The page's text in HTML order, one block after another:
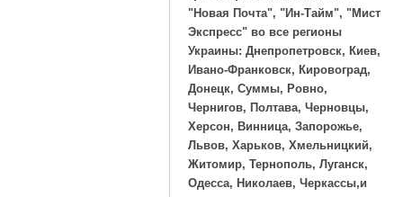
"Новая Почта", "Ин-Тайм", "Мист
Экспресс" во все регионы
Украины: Днепропетровск, Киев,
Ивано-Франковск, Кировоград,
Донецк, Суммы, Ровно,
Чернигов, Полтава, Черновцы,
Херсон, Винница, Запорожье,
Львов, Харьков, Хмельницкий,
Житомир, Тернополь, Луганск,
Одесса, Николаев, Черкассы,и